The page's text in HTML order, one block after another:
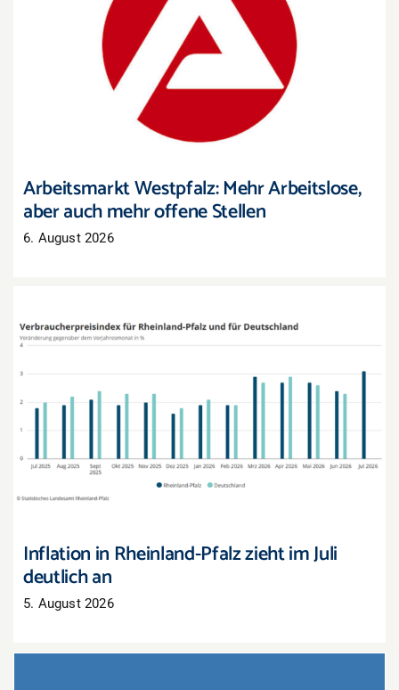
Arbeitsmarkt Westpfalz: Mehr Arbeitslose, aber
auch mehr offene Stellen
Arbeitsmarkt Westpfalz: Mehr Arbeitslose,
aber auch mehr offene Stellen
6. August 2026
Inflation in Rheinland-Pfalz zieht im Juli deutlich
Inflation in Rheinland-Pfalz zieht im Juli
deutlich an
5. August 2026